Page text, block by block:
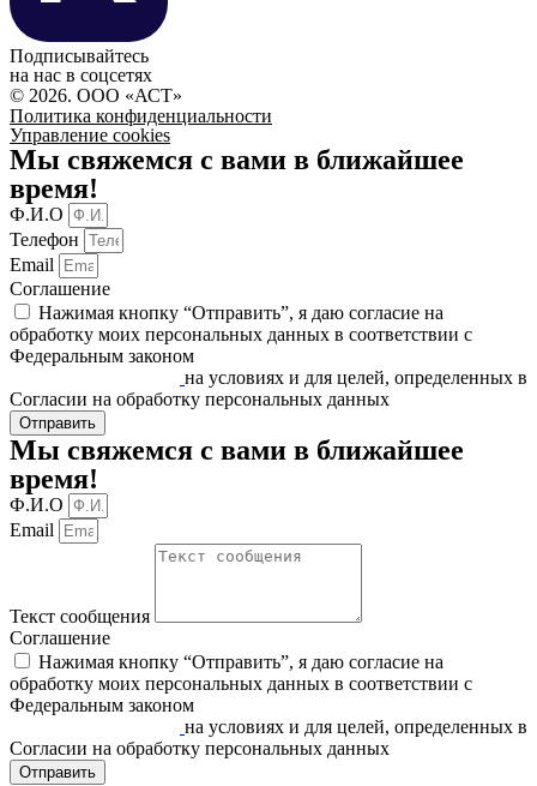
Подписывайтесь
на нас в соцсетях
© 2026. ООО «АСТ»
Политика конфиденциальности
Управление cookies
Мы свяжемся с вами в ближайшее
время!
Ф.И.О
Телефон
Email
Соглашение
Нажимая кнопку “Отправить”, я даю согласие на
обработку моих персональных данных в соответствии c
Федеральным законом
на условиях и для целей, определенных в
Согласии на обработку персональных данных
Отправить
Мы свяжемся с вами в ближайшее
время!
Ф.И.О
Email
Текст сообщения
Соглашение
Нажимая кнопку “Отправить”, я даю согласие на
обработку моих персональных данных в соответствии c
Федеральным законом
на условиях и для целей, определенных в
Согласии на обработку персональных данных
Отправить